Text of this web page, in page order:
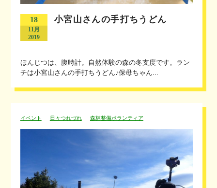
18
11月
2019
小宮山さんの手打ちうどん
ほんじつは、腹時計。自然体験の森の冬支度です。ラン
チは小宮山さんの手打ちうどん♪保母ちゃん...
イベント 日々つれづれ 森林整備ボランティア